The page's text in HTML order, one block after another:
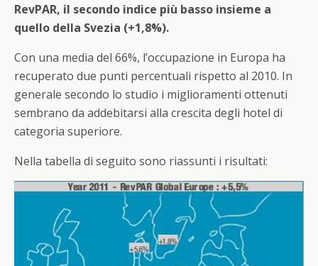
RevPAR, il secondo indice più basso insieme a
quello della Svezia (+1,8%).
Con una media del 66%, l’occupazione in Europa ha
recuperato due punti percentuali rispetto al 2010. In
generale secondo lo studio i miglioramenti ottenuti
sembrano da addebitarsi alla crescita degli hotel di
categoria superiore.
Nella tabella di seguito sono riassunti i risultati: